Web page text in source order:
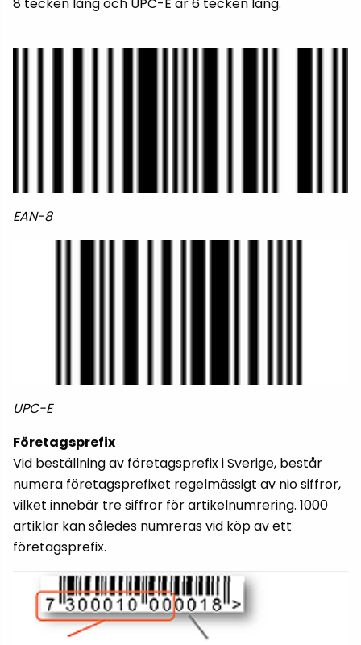
EAN-8
UPC-E
Företagsprefix
Vid beställning av företagsprefix i Sverige, består
numera företagsprefixet regelmässigt av nio siffror,
vilket innebär tre siffror för artikelnumrering. 1000
artiklar kan således numreras vid köp av ett
företagsprefix.